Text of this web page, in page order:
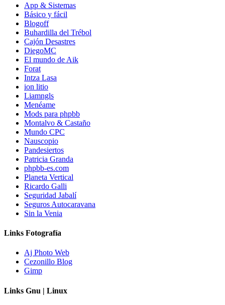
App & Sistemas
Básico y fácil
Blogoff
Buhardilla del Trébol
Cajón Desastres
DiegoMC
El mundo de Aik
Forat
Intza Lasa
ion litio
Liamngls
Menéame
Mods para phpbb
Montalvo & Castaño
Mundo CPC
Nauscopio
Pandesiertos
Patricia Granda
phpbb-es.com
Planeta Vertical
Ricardo Galli
Seguridad Jabalí
Seguros Autocaravana
Sin la Venia
Links Fotografía
Aj Photo Web
Cezonillo Blog
Gimp
Links Gnu | Linux